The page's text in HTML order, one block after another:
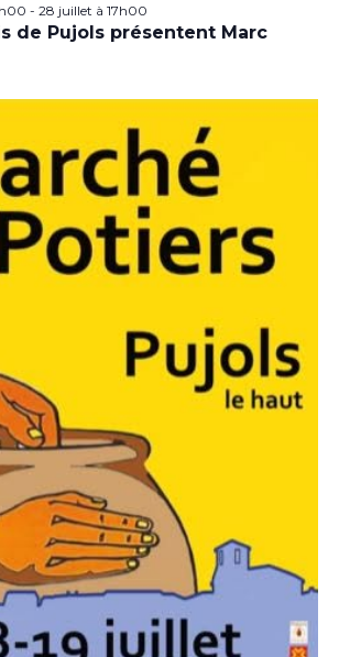
- 28 juillet à 17h00
de Pujols présentent Marc